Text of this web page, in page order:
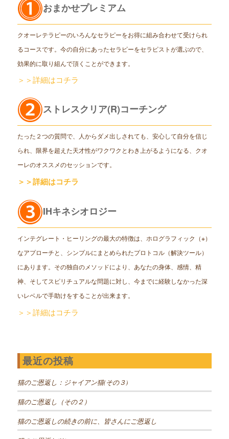
おまかせプレミアム
クオーレテラピーのいろんなセラピーをお得に組み合わせて受けられ
るコースです。今の自分にあったセラピーをセラピストが選ぶので、
効果的に取り組んで頂くことができます。
＞＞詳細はコチラ
ストレスクリア(R)コーチング
たった２つの質問で、人からダメ出しされても、安心して自分を信じ
られ、限界を超えた天才性がワクワクとわき上がるようになる、クオ
ーレのオススメのセッションです。
＞＞詳細はコチラ
IHキネシオロジー
インテグレート・ヒーリングの最大の特徴は、ホログラフィック（※）
なアプローチと、シンプルにまとめられたプロトコル（解決ツール）
にあります。その独自のメソッドにより、あなたの身体、感情、精
神、そしてスピリチュアルな問題に対し、今までに経験しなかった深
いレベルで手助けをすることが出来ます。
＞＞詳細はコチラ
最近の投稿
猫のご恩返し：ジャイアン猫(その３)
猫のご恩返し（その２）
猫のご恩返しの続きの前に、皆さんにご恩返し